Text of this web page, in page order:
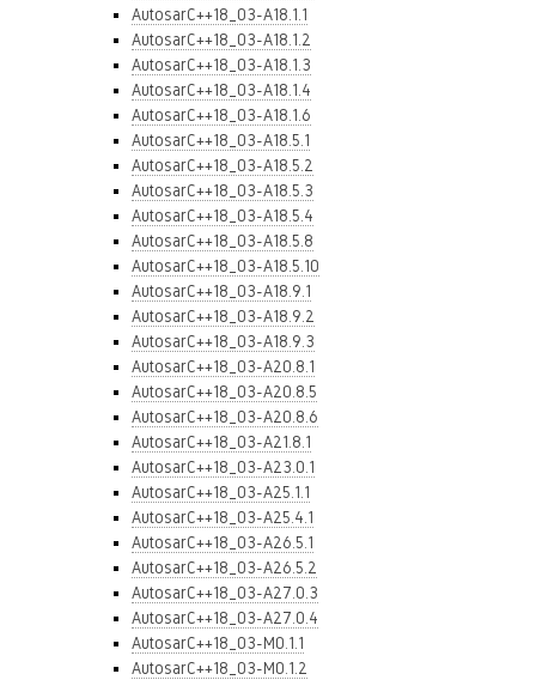
AutosarC++18_03-A18.1.1
AutosarC++18_03-A18.1.2
AutosarC++18_03-A18.1.3
AutosarC++18_03-A18.1.4
AutosarC++18_03-A18.1.6
AutosarC++18_03-A18.5.1
AutosarC++18_03-A18.5.2
AutosarC++18_03-A18.5.3
AutosarC++18_03-A18.5.4
AutosarC++18_03-A18.5.8
AutosarC++18_03-A18.5.10
AutosarC++18_03-A18.9.1
AutosarC++18_03-A18.9.2
AutosarC++18_03-A18.9.3
AutosarC++18_03-A20.8.1
AutosarC++18_03-A20.8.5
AutosarC++18_03-A20.8.6
AutosarC++18_03-A21.8.1
AutosarC++18_03-A23.0.1
AutosarC++18_03-A25.1.1
AutosarC++18_03-A25.4.1
AutosarC++18_03-A26.5.1
AutosarC++18_03-A26.5.2
AutosarC++18_03-A27.0.3
AutosarC++18_03-A27.0.4
AutosarC++18_03-M0.1.1
AutosarC++18_03-M0.1.2